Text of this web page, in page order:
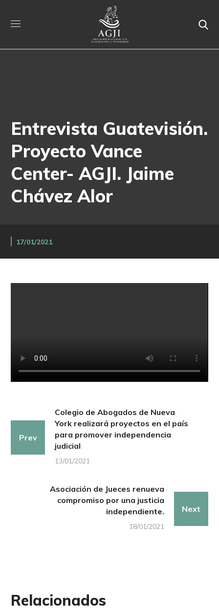
Entrevista Guatevisión.
Proyecto Vance
Center- AGJI. Jaime
Chávez Alor
17/01/2021
Prev
Colegio de Abogados de Nueva
York realizará proyectos en el país
para promover independencia
judicial
13/01/2021
Asociación de Jueces renueva
compromiso por una justicia
independiente.
18/01/2021
Next
Relacionados